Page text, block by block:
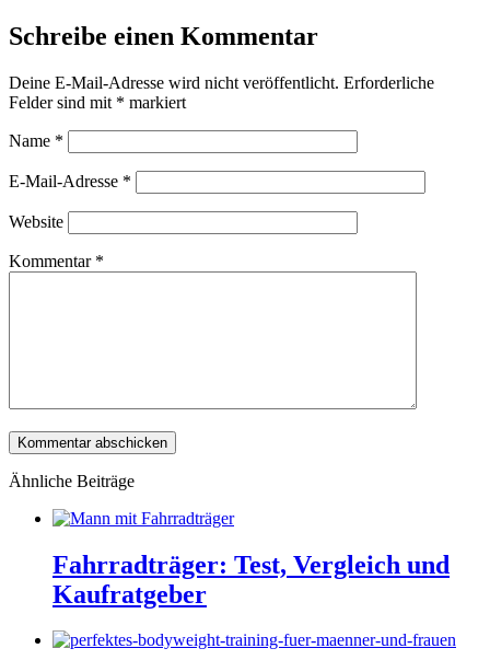
Schreibe einen Kommentar
Deine E-Mail-Adresse wird nicht veröffentlicht. Erforderliche
Felder sind mit * markiert
Name *
E-Mail-Adresse *
Website
Kommentar *
Ähnliche Beiträge
Fahrradträger: Test, Vergleich und
Kaufratgeber